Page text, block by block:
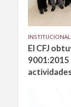
El CFJ
9001:2015